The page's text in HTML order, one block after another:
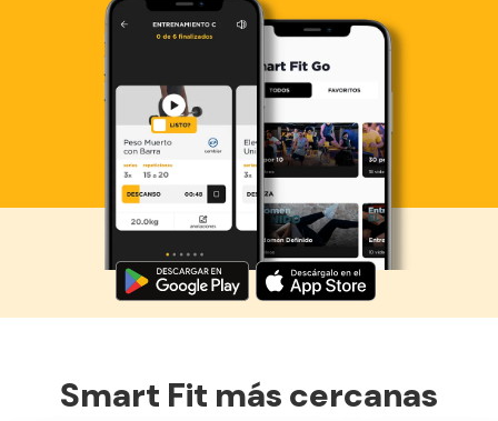
Descarga ahora lo Smart Fit App
Smart Fit más cercanas